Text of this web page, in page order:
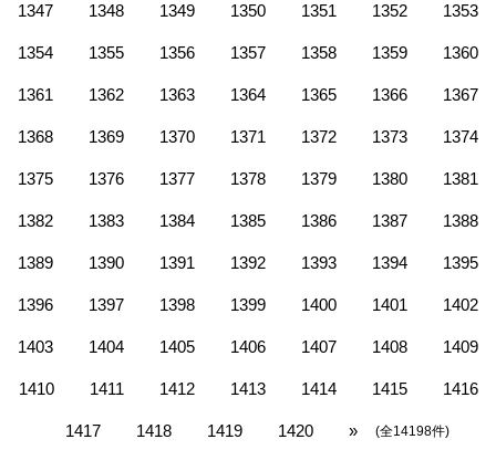
1347 1348 1349 1350 1351 1352 1353
1354 1355 1356 1357 1358 1359 1360
1361 1362 1363 1364 1365 1366 1367
1368 1369 1370 1371 1372 1373 1374
1375 1376 1377 1378 1379 1380 1381
1382 1383 1384 1385 1386 1387 1388
1389 1390 1391 1392 1393 1394 1395
1396 1397 1398 1399 1400 1401 1402
1403 1404 1405 1406 1407 1408 1409
1410 1411 1412 1413 1414 1415 1416
1417 1418 1419 1420 » (全14198件)